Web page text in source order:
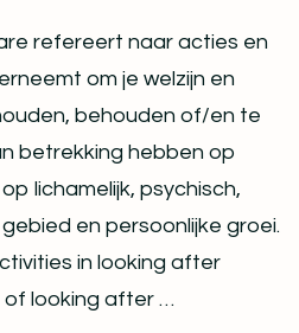
refereert naar acties en
om je welzijn en
behouden of/en te
betrekking hebben op
lichamelijk, psychisch,
en persoonlijke groei.
in looking after
of looking after …